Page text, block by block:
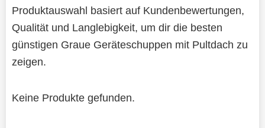
Produktauswahl basiert auf Kundenbewertungen,
Qualität und Langlebigkeit, um dir die besten
günstigen Graue Geräteschuppen mit Pultdach zu
zeigen.
Keine Produkte gefunden.